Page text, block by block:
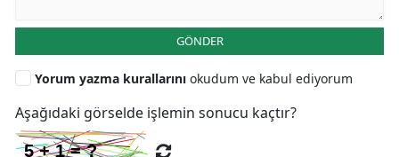
GÖNDER
Yorum yazma kurallarını okudum ve kabul ediyorum
Aşağıdaki görselde işlemin sonucu kaçtır?